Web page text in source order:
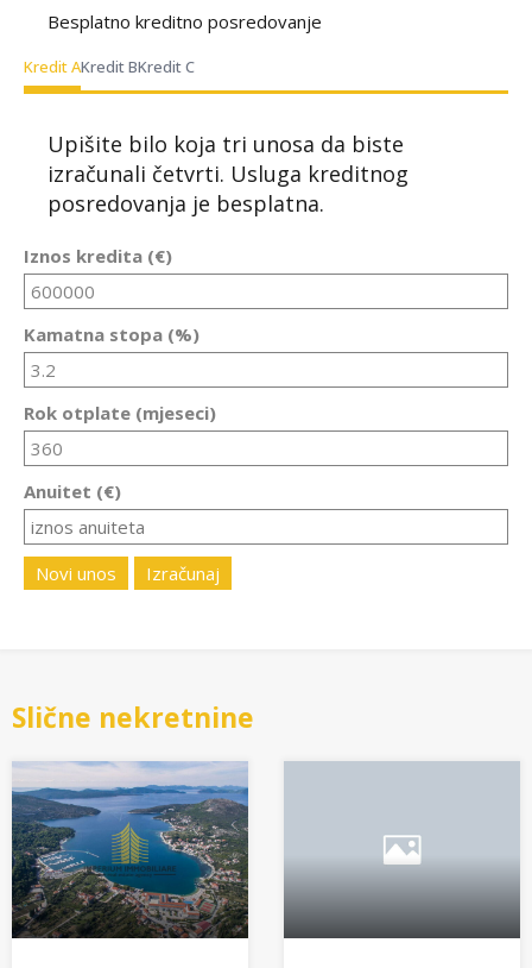
Besplatno kreditno posredovanje
Kredit AKredit BKredit C
Upišite bilo koja tri unosa da biste
izračunali četvrti. Usluga kreditnog
posredovanja je besplatna.
Iznos kredita (€)
Kamatna stopa (%)
Rok otplate (mjeseci)
Anuitet (€)
Novi unos Izračunaj
Slične nekretnine